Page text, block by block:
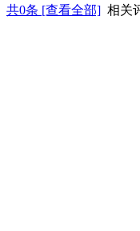
共0条 [查看全部] 相关